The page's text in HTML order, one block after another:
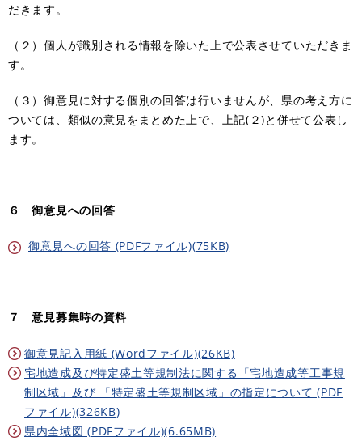
だきます。
（２）個人が識別される情報を除いた上で公表させていただきま
す。
（３）御意見に対する個別の回答は行いませんが、県の考え方に
ついては、類似の意見をまとめた上で、上記(２)と併せて公表し
ます。
６ 御意見への回答
御意見への回答 (PDFファイル)(75KB)
７ 意見募集時の資料
御意見記入用紙 (Wordファイル)(26KB)
宅地造成及び特定盛土等規制法に関する「宅地造成等工事規
制区域」及び 「特定盛土等規制区域」の指定について (PDF
ファイル)(326KB)
県内全域図 (PDFファイル)(6.65MB)